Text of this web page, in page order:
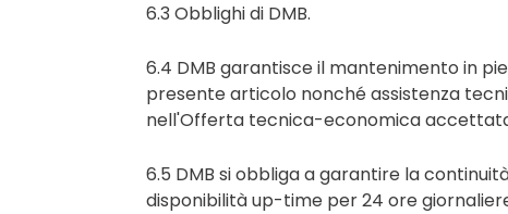
6.3 Obblighi di DMB.
6.4 DMB garantisce il mantenimento in
presente articolo nonché assistenza
nell'Offerta tecnica-economica
6.5 DMB si obbliga a garantire la
disponibilità up-time per 24 ore